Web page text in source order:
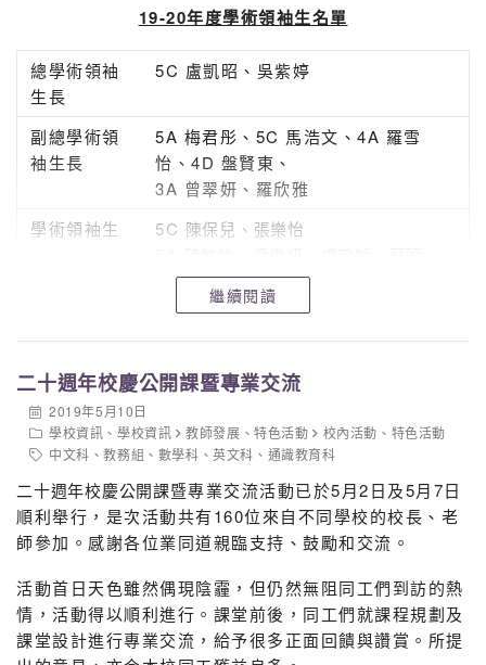
19-20年度學術領袖生名單
總學術領袖
生長
5C 盧凱昭、吳紫婷
副總學術領
袖生長
5A 梅君彤、5C 馬浩文、4A 羅雪
怡、4D 盤賢東、
3A 曾翠妍、羅欣雅
學術領袖生
5C 陳保兒、 張樂怡
藍、杜嘉欣、嚴嘉兒、
承、
鍾卓希、傅永樂、
鄭茹心
祺、蔡惠琪、樊芷暚、薛美虹、王浠
雨、黃冠杰、 余沛熹、陳丹莉
2A鄭言希、徐汶鎣、何芷盈、胡芝
瑋、梁綺崎、蘇倩琳、譚渟、錢美婷、
王翠滢、鍾詠勤、梁梓朗
繼續閱讀
二十週年校慶公開課暨專業交流
2019年5月10日
學校資訊 、學校資訊 教師發展 、特色活動 校內活動 、 特色活動
中文科 、教務組 、 數學科 、英文科 、 通識教育科
二十週年校慶公開課暨專業交流活動已於5月2日及5月7日
順利舉行，是次活動共有160位來自不同學校的校長、老
師參加。感謝各位業同道親臨支持、鼓勵和交流。
活動首日天色雖然偶現陰霾，但仍然無阻同工們到訪的熱
情，活動得以順利進行。課堂前後，同工們就課程規劃及
課堂設計進行專業交流，給予很多正面回饋與讚賞。所提